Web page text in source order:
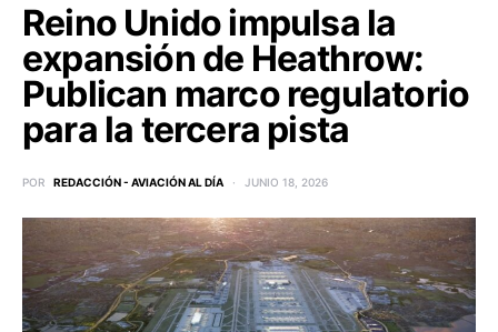
Reino Unido impulsa la
expansión de Heathrow:
Publican marco regulatorio
para la tercera pista
POR REDACCIÓN - AVIACIÓN AL DÍA JUNIO 18, 2026